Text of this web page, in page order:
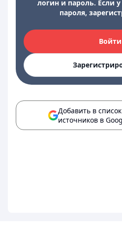
логин и пароль. Если
пароля,
Войти
Добавить в
источников в